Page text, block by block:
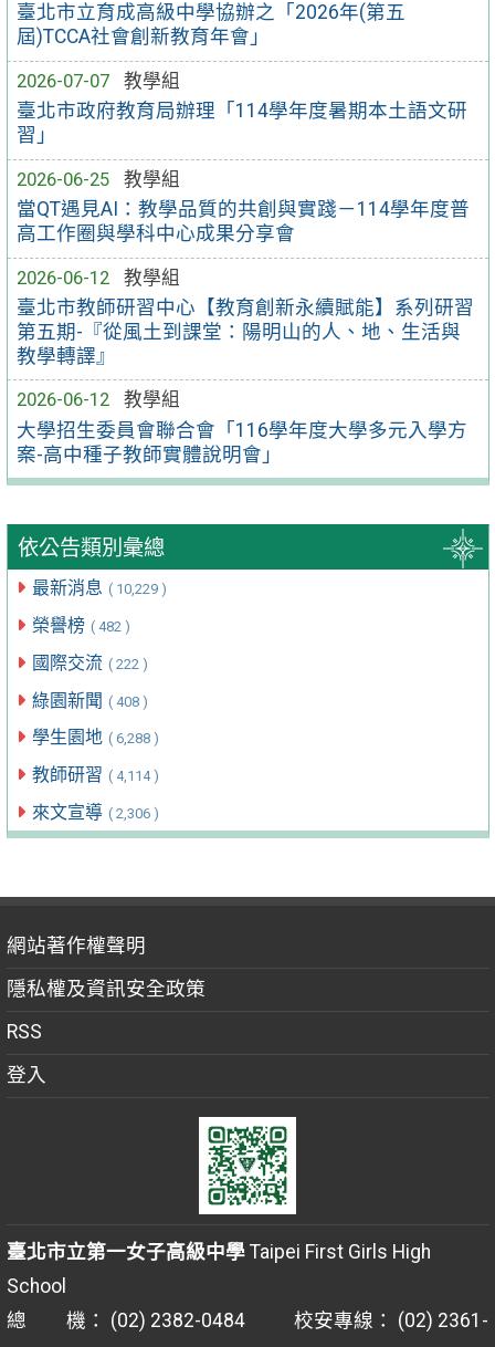
臺北市立育成高級中學協辦之「2026年(第五
屆)TCCA社會創新教育年會」
2026-07-07
教學組
臺北市政府教育局辦理「114學年度暑期本土語文研
習」
2026-06-25
教學組
當QT遇見AI：教學品質的共創與實踐－114學年度普
高工作圈與學科中心成果分享會
2026-06-12
教學組
臺北市教師研習中心【教育創新永續賦能】系列研習
第五期-『從風土到課堂：陽明山的人、地、生活與
教學轉譯』
2026-06-12
教學組
大學招生委員會聯合會「116學年度大學多元入學方
案-高中種子教師實體說明會」
依公告類別彙總
最新消息 ( 10,229 )
榮譽榜 ( 482 )
國際交流 ( 222 )
綠園新聞 ( 408 )
學生園地 ( 6,288 )
教師研習 ( 4,114 )
來文宣導 ( 2,306 )
網站著作權聲明
隱私權及資訊安全政策
RSS
登入
臺北市立第一女子高級中學Taipei First Girls High
School
總 機： (02) 2382-0484 校安專線： (02) 2361-